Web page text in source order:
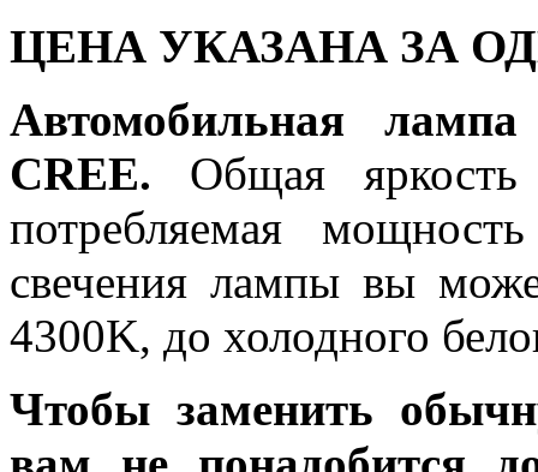
ЦЕНА УКАЗАНА ЗА
Автомобильная
CREE. Общая
потребляемая
свечения лампы вы
4300K, до холодного
Чтобы заменить